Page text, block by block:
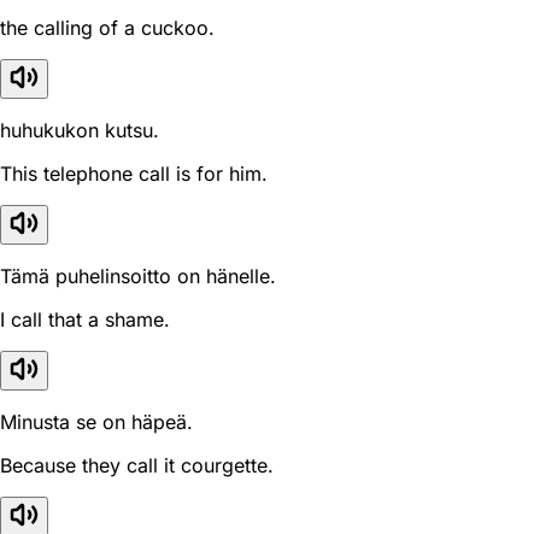
the calling of a cuckoo.
huhukukon kutsu.
This telephone call is for him.
Tämä puhelinsoitto on hänelle.
I call that a shame.
Minusta se on häpeä.
Because they call it courgette.